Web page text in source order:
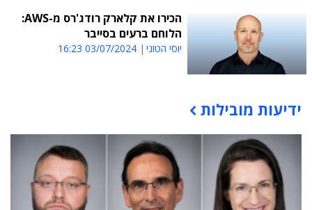
הכירו את קלארק רודג'רס מ-AWS:
הלוחם ברעים בסייבר
יוסי הטוני 03/07/2024 16:23
תוכן פרסומי
ידיעות מובילות